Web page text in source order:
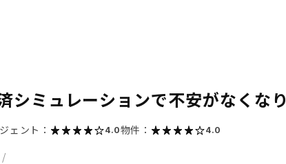
シミュレーションで不安がなくなり
ェント： 4.0物件： 4.0
/